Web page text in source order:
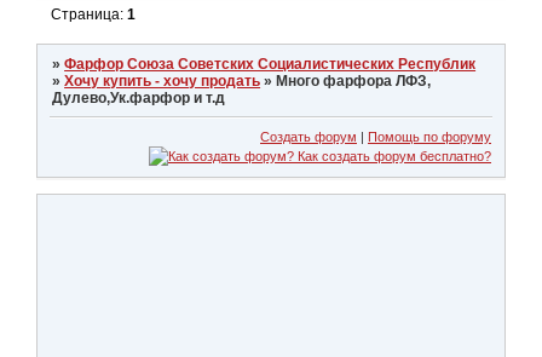
Страница:1
»Фарфор Союза Советских Социалистических Республик
»Хочу купить - хочу продать » Много фарфора ЛФЗ,
Дулево,Ук.фарфор и т.д
Создать форум | Помощь по форуму